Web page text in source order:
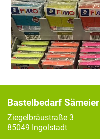
Bastelbedarf Sämeier
Ziegelbräustraße 3
85049 Ingolstadt